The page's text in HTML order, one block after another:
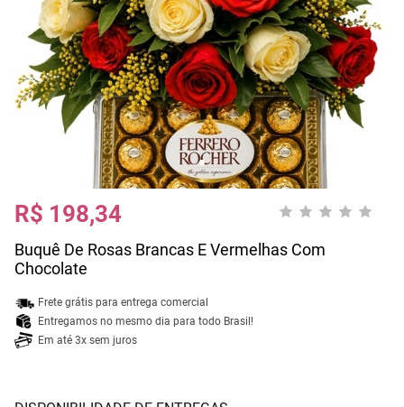
R$ 198,34
Buquê De Rosas Brancas E Vermelhas Com
Chocolate
Frete grátis para entrega comercial
Entregamos no mesmo dia para todo Brasil!
Em até 3x sem juros